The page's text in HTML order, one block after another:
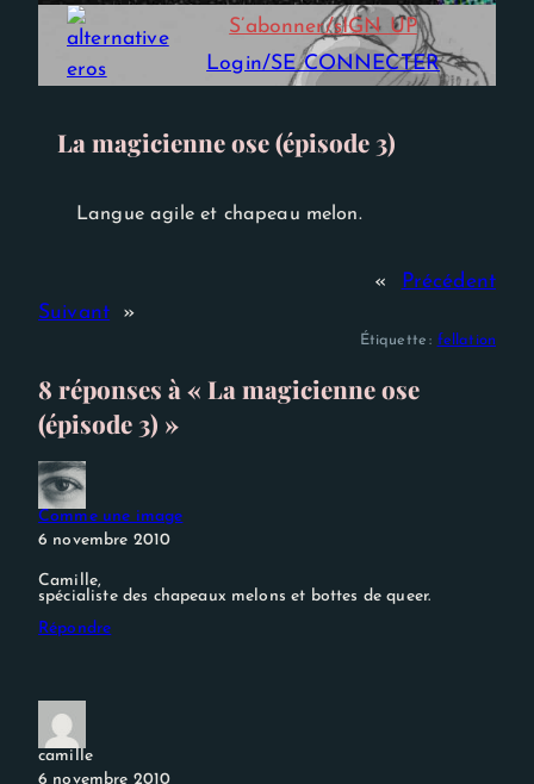
S’abonner/sIGN UP
Login/SE CONNECTER
La magicienne ose (épisode 3)
Langue agile et chapeau melon.
«
Précédent
Suivant
»
Étiquette : fellation
8 réponses à « La magicienne ose
(épisode 3) »
Comme une image
6 novembre 2010
Camille,
spécialiste des chapeaux melons et bottes de queer.
Répondre
camille
6 novembre 2010
Experience
Afin que notre
site Web
fonctionne
aussi bien que
de votre
visite. Si vous
certaines